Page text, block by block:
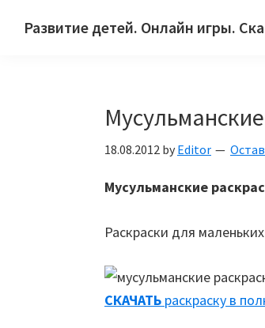
Развитие детей. Онлайн игры.
18.08.2012 by Editor
Мусульманские
Раскраски для
СКАЧАТЬ раскраску в